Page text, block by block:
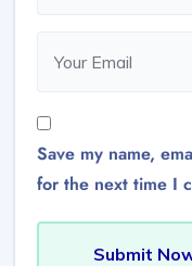
Save my name,
for the next time I
Submit